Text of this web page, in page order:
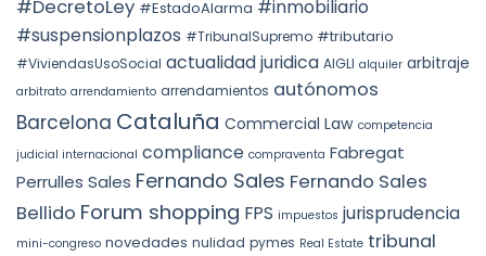
UNDER
DOCTRINE,
prórroga
forzosa
indefinida
#DecretoLey #EstadoAlarma #inmobiliario
#suspensionplazos #TribunalSupremo #tributario
#ViviendasUsoSocial actualidad juridica AIGLI alquiler arbitraje
arbitrato arrendamiento arrendamientos autónomos
Barcelona Cataluña Commercial Law competencia
judicial internacional compliance compraventa Fabregat
Perrulles Sales Fernando Sales Fernando Sales
Bellido Forum shopping FPS impuestos jurisprudencia
mini-congreso novedades nulidad pymes Real Estate tribunal